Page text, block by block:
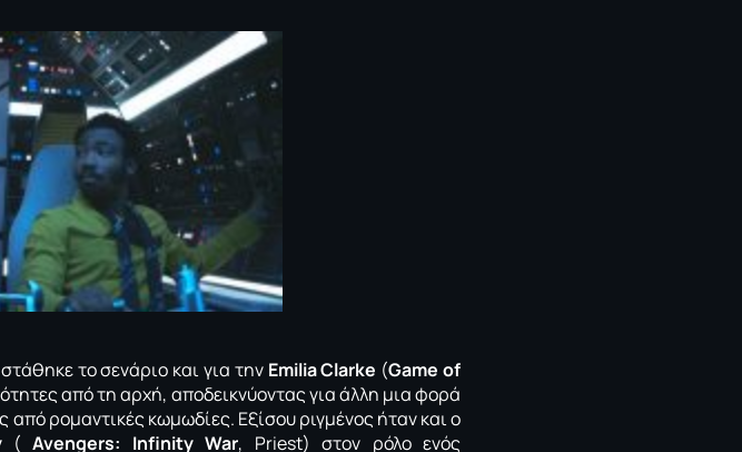
το σενάριο και για την Emilia Clarke (Game of
από τη αρχή, αποδεικνύοντας για άλλη μια φορά
από ρομαντικές κωμωδίες. Εξίσου ριγμένος ήταν και ο
(Avengers: Ιnfinity War, Priest) στον ρόλο ενός